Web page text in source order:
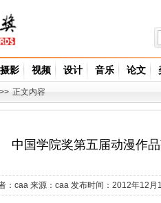
摄影 视频 设计 音乐 论文
正文内容
中国学院奖第五届动漫作
： caa 来源： caa 发布时间：2012年12